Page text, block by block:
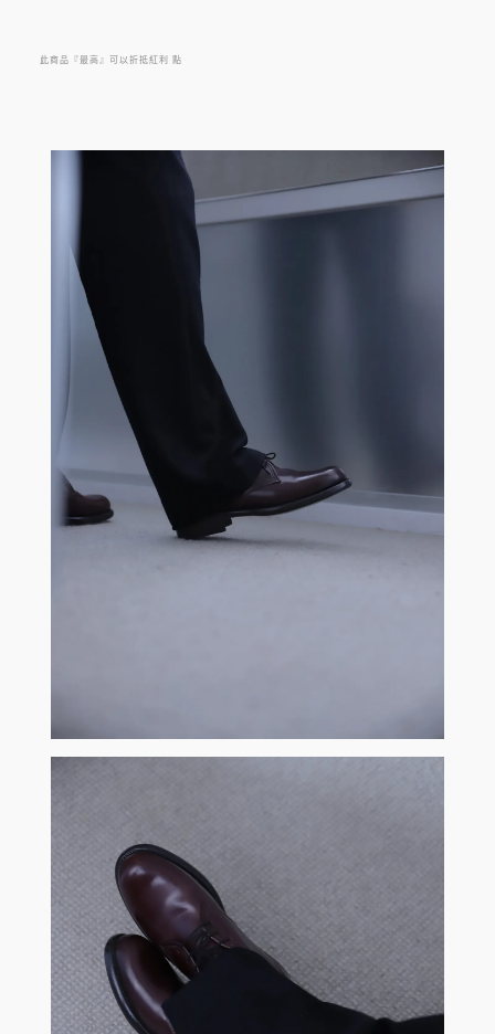
此商品『最高』可以折抵紅利 點